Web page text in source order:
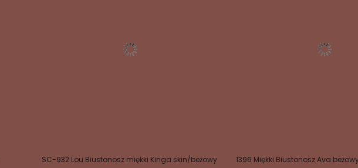
SC-932 Lou Biustonosz miękki Kinga skin/beżowy 1396 Miękki Biustonosz Ava